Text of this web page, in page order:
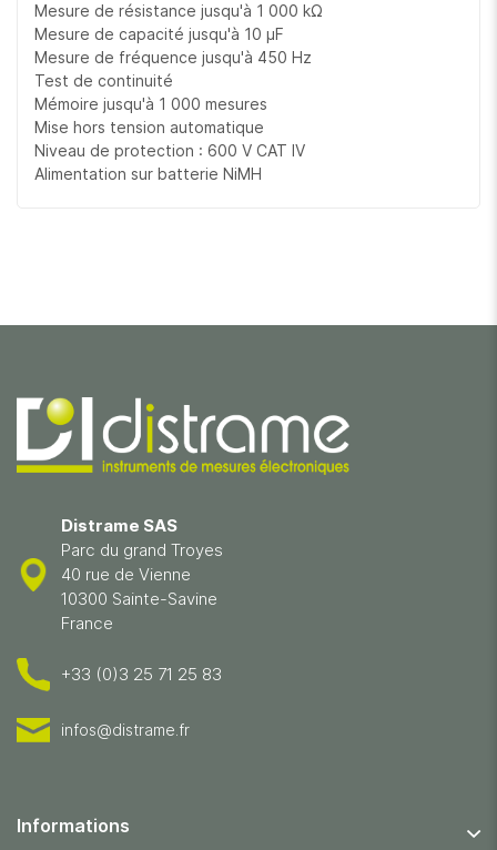
Mesure de résistance jusqu'à 1 000 kΩ
Mesure de capacité jusqu'à 10 µF
Mesure de fréquence jusqu'à 450 Hz
Test de continuité
Mémoire jusqu'à 1 000 mesures
Mise hors tension automatique
Niveau de protection : 600 V CAT IV
Alimentation sur batterie NiMH
Distrame SAS
Parc du grand Troyes
40 rue de Vienne
10300 Sainte-Savine
France
+33 (0)3 25 71 25 83
infos@distrame.fr
Informations